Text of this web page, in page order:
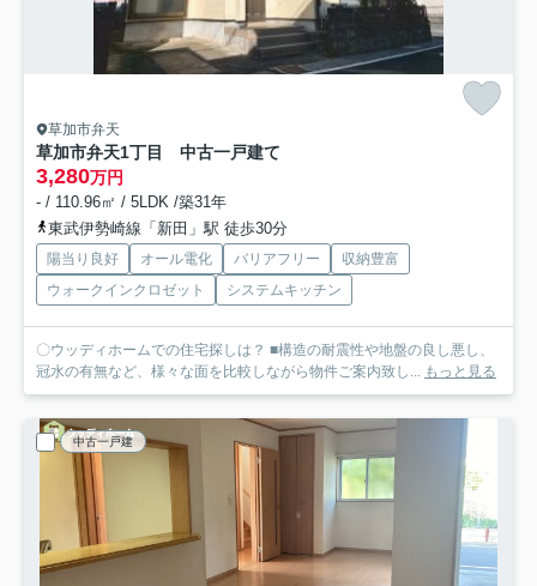
草加市弁天
草加市弁天1丁目 中古一戸建て
3,280万円
- / 110.96㎡ / 5LDK /築31年
東武伊勢崎線「新田」駅 徒歩30分
陽当り良好 オール電化 バリアフリー
収納豊富
ウォークインクロゼット
システムキッチン
〇ウッディホームでの住宅探しは？ ■構造の耐震性や地盤の良し悪し、
冠水の有無など、様々な面を比較しながら物件ご案内致し... もっと見る
中古一戸建